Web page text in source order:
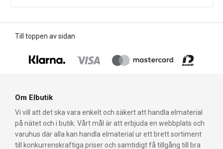
Till toppen av sidan
Om Elbutik
Vi vill att det ska vara enkelt och säkert att handla elmaterial
på nätet och i butik. Vårt mål är att erbjuda en webbplats och
varuhus där alla kan handla elmaterial ur ett brett sortiment
till konkurrenskraftiga priser och samtidigt få tillgång till bra